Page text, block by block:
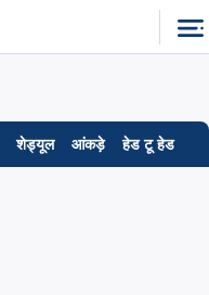
शेड्यूल आंकड़े हेड टू हेड